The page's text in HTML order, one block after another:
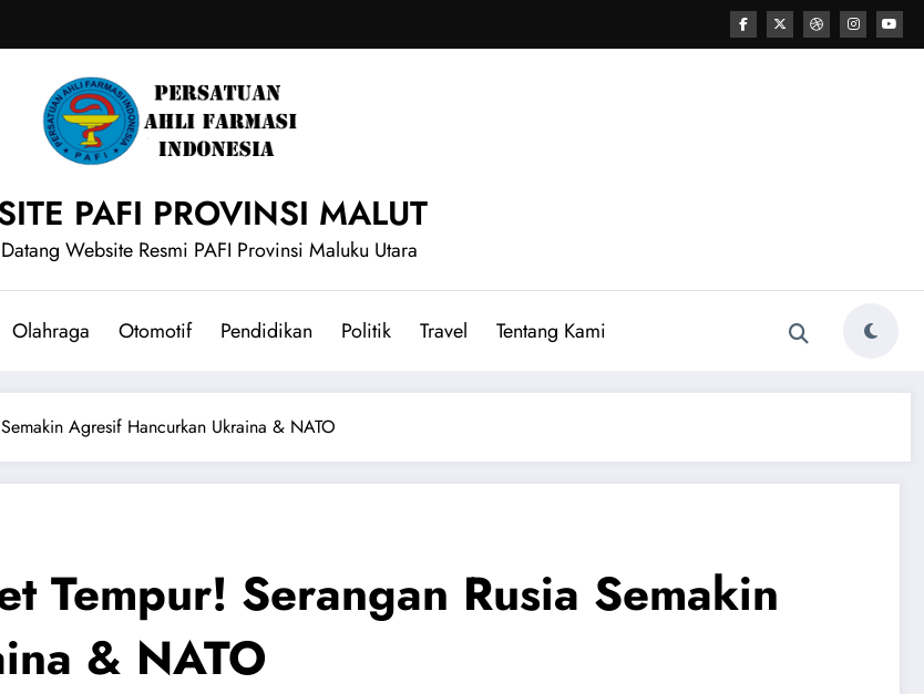
PAFI PROVINSI MALUT
Website Resmi PAFI Provinsi Maluku Utara
Olahraga Otomotif Pendidikan Politik Travel Tentang Kami
Agresif Hancurkan Ukraina & NATO
Tempur! Serangan Rusia Semakin
& NATO